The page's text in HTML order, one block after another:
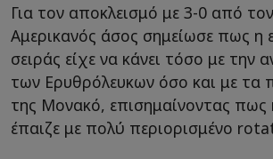
Για τον αποκλεισμό με 3-0 από
Αμερικανός άσος σημείωσε πως η
σειράς είχε να κάνει τόσο με την
των Ερυθρόλευκων όσο και με τα
της Μονακό, επισημαίνοντας
έπαιζε με πολύ περιορισμένο